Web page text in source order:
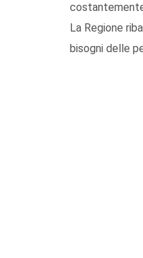
costantemente
La Regione
bisogni delle